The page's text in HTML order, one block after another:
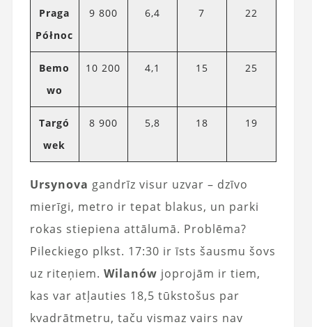
Praga
Północ
9 800 6,4 7 22
Bemo
wo
10 200 4,1 15 25
Targó
wek
8 900 5,8 18 19
Ursynova gandrīz visur uzvar – dzīvo
mierīgi, metro ir tepat blakus, un parki
rokas stiepiena attālumā. Problēma?
Pileckiego plkst. 17:30 ir īsts šausmu šovs
uz riteņiem. Wilanów joprojām ir tiem,
kas var atļauties 18,5 tūkstošus par
kvadrātmetru, taču vismaz vairs nav